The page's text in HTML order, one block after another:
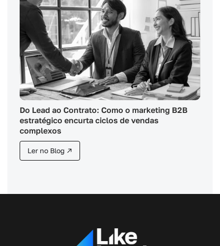
Do Lead ao Contrato: Como o marketing B2B
estratégico encurta ciclos de vendas
complexos
Ler no Blog ↗